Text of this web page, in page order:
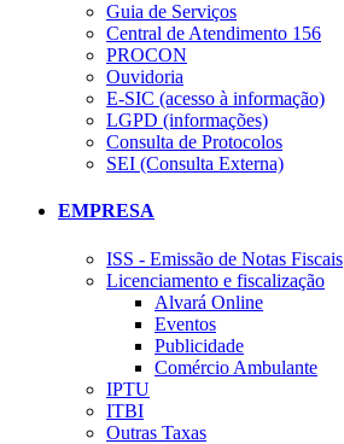
Guia de Serviços
Central de Atendimento 156
PROCON
Ouvidoria
E-SIC (acesso à informação)
LGPD (informações)
Consulta de Protocolos
SEI (Consulta Externa)
EMPRESA
ISS - Emissão de Notas Fiscais
Licenciamento e fiscalização
Alvará Online
Eventos
Publicidade
Comércio Ambulante
IPTU
ITBI
Outras Taxas